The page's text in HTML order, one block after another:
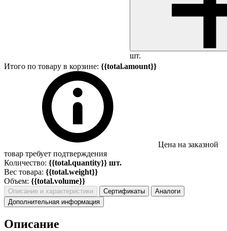
шт.
Итого по товару в корзине: {{total.amount}}
Цена на заказной
товар требует подтверждения
Количество: {{total.quantity}} шт.
Вес товара: {{total.weight}}
Объем: {{total.volume}}
Описание и характеристики Сертификаты
Аналоги
Дополнительная информация
Описание